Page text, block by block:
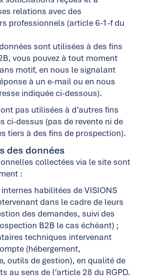
relations avec des
professionnels (article 6-1-f du
sont utilisées à des fins
vous pouvez à tout moment
motif, en nous le signalant
à un e-mail ou en nous
indiquée ci-dessous).
pas utilisées à d’autres fins
ci-dessus (pas de revente ni de
tiers à des fins de prospection).
des données
collectées via le site sont
:
habilitées de VISIONS
dans le cadre de leurs
des demandes, suivi des
B2B le cas échéant) ;
techniques intervenant
(hébergement,
outils de gestion), en qualité de
au sens de l’article 28 du RGPD.